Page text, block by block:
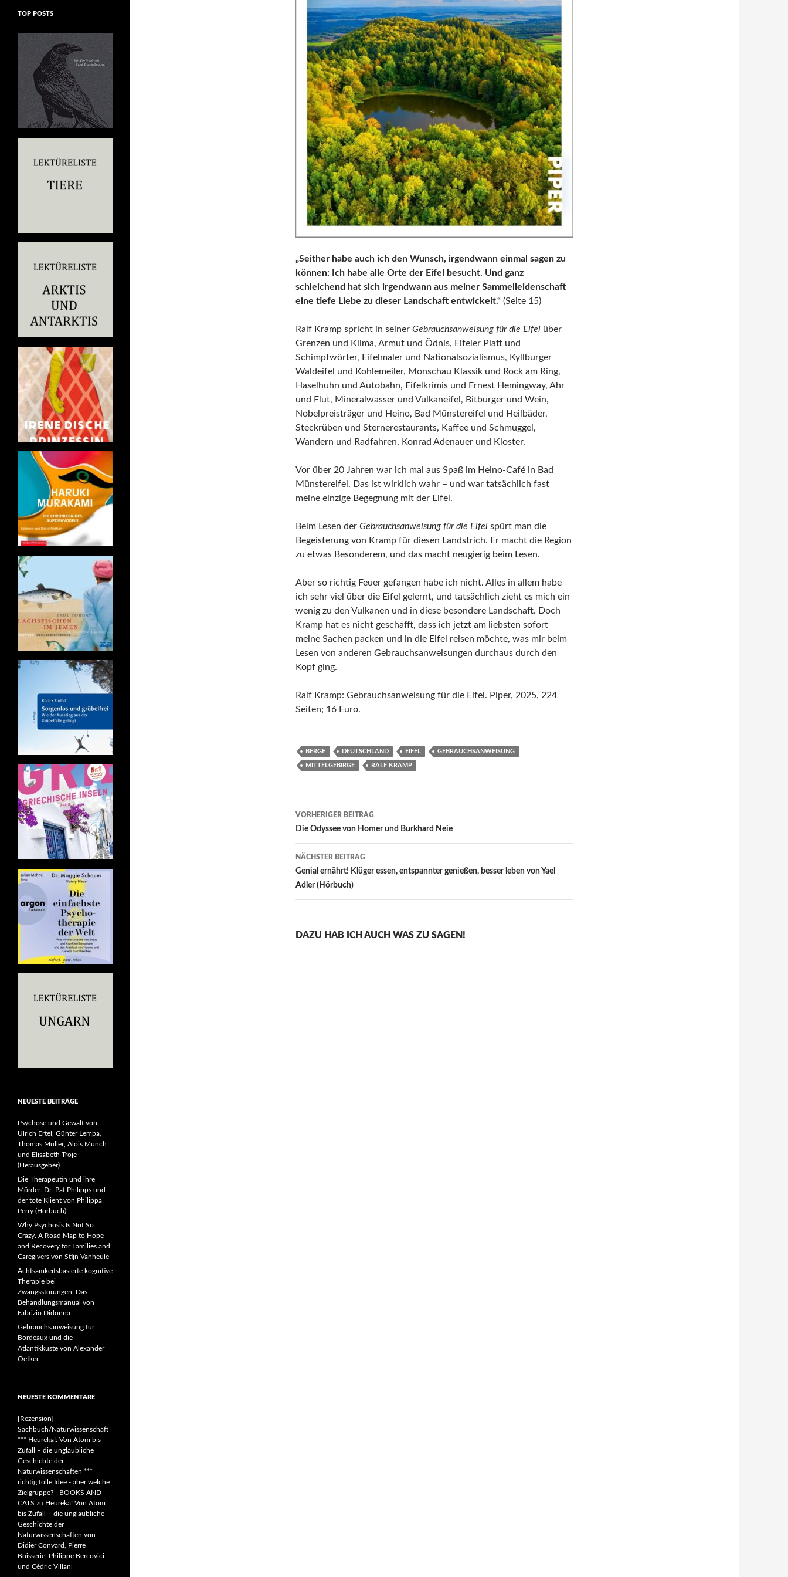
„Seither habe auch ich den Wunsch, irgendwann einmal sagen zu
können: Ich habe alle Orte der Eifel besucht. Und ganz
schleichend hat sich irgendwann aus meiner Sammelleidenschaft
eine tiefe Liebe zu dieser Landschaft entwickelt.“ (Seite 15)
Ralf Kramp spricht in seiner Gebrauchsanweisung für die Eifel über
Grenzen und Klima, Armut und Ödnis, Eifeler Platt und
Schimpfwörter, Eifelmaler und Nationalsozialismus, Kyllburger
Waldeifel und Kohlemeiler, Monschau Klassik und Rock am Ring,
Haselhuhn und Autobahn, Eifelkrimis und Ernest Hemingway, Ahr
und Flut, Mineralwasser und Vulkaneifel, Bitburger und Wein,
Nobelpreisträger und Heino, Bad Münstereifel und Heilbäder,
Steckrüben und Sternerestaurants, Kaffee und Schmuggel,
Wandern und Radfahren, Konrad Adenauer und Kloster.
Vor über 20 Jahren war ich mal aus Spaß im Heino-Café in Bad
Münstereifel. Das ist wirklich wahr – und war tatsächlich fast
meine einzige Begegnung mit der Eifel.
Beim Lesen der Gebrauchsanweisung für die Eifel spürt man die
Begeisterung von Kramp für diesen Landstrich. Er macht die Region
zu etwas Besonderem, und das macht neugierig beim Lesen.
Aber so richtig Feuer gefangen habe ich nicht. Alles in allem habe
ich sehr viel über die Eifel gelernt, und tatsächlich zieht es mich ein
wenig zu den Vulkanen und in diese besondere Landschaft. Doch
Kramp hat es nicht geschafft, dass ich jetzt am liebsten sofort
meine Sachen packen und in die Eifel reisen möchte, was mir beim
Lesen von anderen Gebrauchsanweisungen durchaus durch den
Kopf ging.
Ralf Kramp: Gebrauchsanweisung für die Eifel. Piper, 2025, 224
Seiten; 16 Euro.
BERGE DEUTSCHLAND EIFEL GEBRAUCHSANWEISUNG
MITTELGEBIRGE RALF KRAMP
Beitragsnavigation
VORHERIGER BEITRAG
Die Odyssee von Homer und Burkhard Neie
NÄCHSTER BEITRAG
Genial ernährt! Klüger essen, entspannter genießen, besser leben von Yael
Adler (Hörbuch)
DAZU HAB ICH AUCH WAS ZU SAGEN!
TOP POSTS
NEUESTE BEITRÄGE
Psychose und Gewalt von
Ulrich Ertel, Günter Lempa,
Thomas Müller, Alois Münch
und Elisabeth Troje
(Herausgeber)
Die Therapeutin und ihre
Mörder. Dr. Pat Philipps und
der tote Klient von Philippa
Perry (Hörbuch)
Why Psychosis Is Not So
Crazy. A Road Map to Hope
and Recovery for Families and
Caregivers von Stijn Vanheule
Achtsamkeitsbasierte kognitive
Therapie bei
Zwangsstörungen. Das
Behandlungsmanual von
Fabrizio Didonna
Gebrauchsanweisung für
Bordeaux und die
Atlantikküste von Alexander
Oetker
NEUESTE KOMMENTARE
[Rezension]
Sachbuch/Naturwissenschaft
*** Heureka!: Von Atom bis
Zufall – die unglaubliche
Geschichte der
Naturwissenschaften ***
richtig tolle Idee - aber welche
Zielgruppe? - BOOKS AND
CATS zu Heureka! Von Atom
bis Zufall – die unglaubliche
Geschichte der
Naturwissenschaften von
Didier Convard, Pierre
Boisserie, Philippe Bercovici
und Cédric Villani